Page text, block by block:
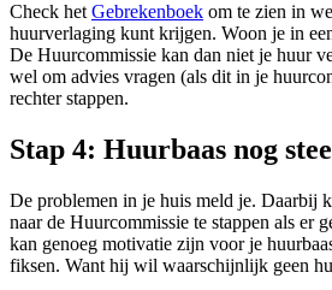
Check het Gebrekenboek om te zien in
huurverlaging kunt krijgen. Woon je in
De Huurcommissie kan dan niet je huur
wel om advies vragen (als dit in je
rechter stappen.
Stap 4: Huurbaas nog
De problemen in je huis meld je. Daarbij
naar de Huurcommissie te stappen als er
kan genoeg motivatie zijn voor je
fiksen. Want hij wil waarschijnlijk geen